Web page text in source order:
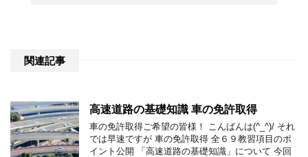
関連記事
高速道路の基礎知識 車の免許取得
車の免許取得ご希望の皆様！ こんばんは(^_^)/ それ
では早速ですが 車の免許取得 全６９教習項目のポ
イント公開 「高速道路の基礎知識」について 今回